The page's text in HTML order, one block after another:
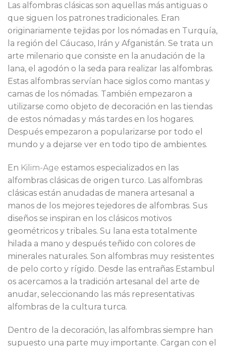
Las alfombras clásicas son aquellas más antiguas o
que siguen los patrones tradicionales. Eran
originariamente tejidas por los nómadas en Turquía,
la región del Cáucaso, Irán y Afganistán. Se trata un
arte milenario que consiste en la anudación de la
lana, el agodón o la seda para realizar las alfombras.
Estas alfombras servían hace siglos como mantas y
camas de los nómadas. También empezaron a
utilizarse como objeto de decoración en las tiendas
de estos nómadas y más tardes en los hogares.
Después empezaron a popularizarse por todo el
mundo y a dejarse ver en todo tipo de ambientes.
En Kilim-Age estamos especializados en las
alfombras clásicas de origen turco. Las alfombras
clásicas están anudadas de manera artesanal a
manos de los mejores tejedores de alfombras. Sus
diseños se inspiran en los clásicos motivos
geométricos y tribales. Su lana esta totalmente
hilada a mano y después teñido con colores de
minerales naturales. Son alfombras muy resistentes
de pelo corto y rígido. Desde las entrañas Estambul
os acercamos a la tradición artesanal del arte de
anudar, seleccionando las más representativas
alfombras de la cultura turca.
Dentro de la decoración, las alfombras siempre han
supuesto una parte muy importante. Cargan con el